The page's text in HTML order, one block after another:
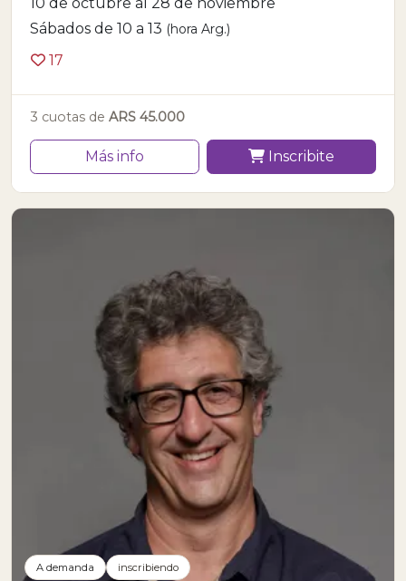
Sábados de 10 a 13 (hora Arg.)
17
3 cuotas de ARS 45.000
Más info Inscribite
A demanda inscribiendo